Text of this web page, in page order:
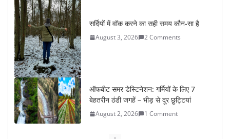
August 3, 2026 2 Comments
August 2, 2026 1 Comment